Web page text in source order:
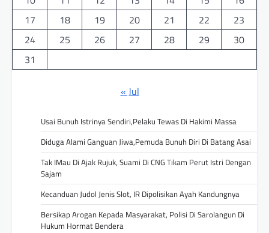
17
18 19 20 21 22
23
24
25 26 27 28 29
30
31
« Jul
Usai Bunuh Istrinya Sendiri,Pelaku Tewas Di Hakimi Massa
Diduga Alami Ganguan Jiwa,Pemuda Bunuh Diri Di Batang Asai
Tak IMau Di Ajak Rujuk, Suami Di CNG Tikam Perut Istri Dengan
Sajam
Kecanduan Judol Jenis Slot, IR Dipolisikan Ayah Kandungnya
Bersikap Arogan Kepada Masyarakat, Polisi Di Sarolangun Di
Hukum Hormat Bendera